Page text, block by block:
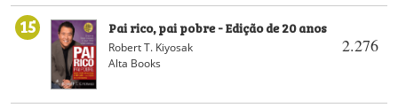
15
2.276
Pai rico, pai pobre - Edição de 20 anos
Robert T. Kiyosak
Alta Books